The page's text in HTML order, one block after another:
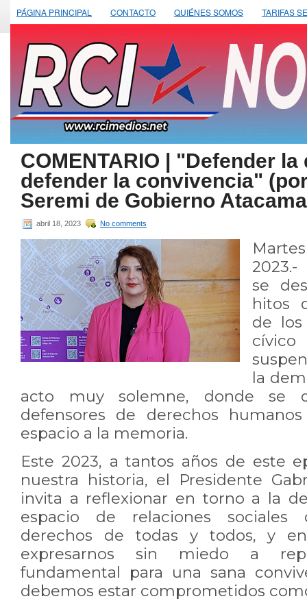
PÁGINA PRINCIPAL CONTACTO QUIÉNES SOMOS TARIFAS
COMENTARIO | "Defender
defender la convivencia"
Seremi de Gobierno
abril 18, 2023 No comments
2023.-
se
hitos
de
la
acto muy solemne, donde se
defensores de derechos
espacio a la memoria.
Este 2023, a tantos años de este
nuestra historia, el Presidente
invita a reflexionar en torno a la
espacio de relaciones sociales
derechos de todas y todos, y
expresarnos sin miedo a
fundamental para una sana
debemos estar comprometidos